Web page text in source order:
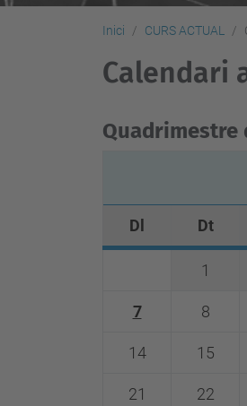
Inici CURS ACTUAL
Calendari
Quadrimestre
Dl Dt
1
7 8
14 15
21 22